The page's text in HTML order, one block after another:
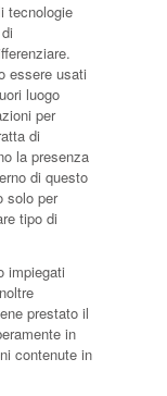
tecnologie
essere usati
luogo
per
di
la presenza
di questo
solo per
tipo di
impiegati
prestato il
in
contenute in